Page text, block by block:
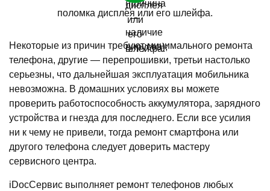
поломка дисплея или его шлейфа.
Некоторые из причин требуют минимального ремонта
телефона, другие — перепрошивки, третьи настолько
серьезны, что дальнейшая эксплуатация мобильника
невозможна. В домашних условиях вы можете
проверить работоспособность аккумулятора, зарядного
устройства и гнезда для последнего. Если все усилия
ни к чему не привели, тогда ремонт смартфона или
другого телефона следует доверить мастеру
сервисного центра.
iDocСервис выполняет ремонт телефонов любых